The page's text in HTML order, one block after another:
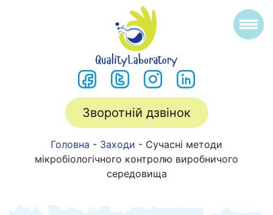
Зворотній дзвінок
Головна - Заходи - Сучасні методи
мікробіологічного контролю виробничого
середовища